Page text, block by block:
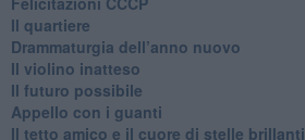
​Il quartiere
​Drammaturgia dell’anno nuovo
​Il violino inatteso
​Il futuro possibile
​Appello con i guanti
​Il tetto amico e il cuore di stelle brillanti